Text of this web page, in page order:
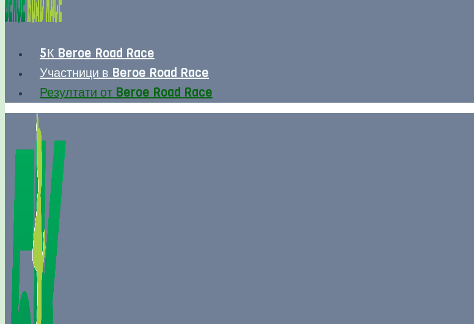
5К Beroe Road Race
Участници в Beroe Road Race
Резултати от Beroe Road Race